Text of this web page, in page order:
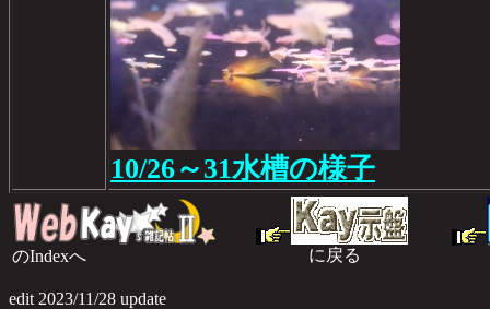
10/26～31水槽の様子
のIndexへ に戻る
edit 2023/11/28 update